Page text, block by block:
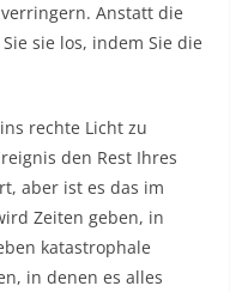
Anstatt die
sie los, indem Sie die
rechte Licht zu
den Rest Ihres
aber ist es das im
Zeiten geben, in
katastrophale
in denen es alles